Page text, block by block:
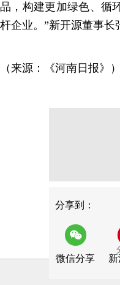
品，构建更加绿色、循
杆企业。”新开源董事长
（来源：《河南日报》）
分享到：
微信分享